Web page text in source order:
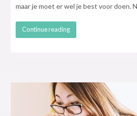
maar je moet er wel je best voor doen.
Continue reading